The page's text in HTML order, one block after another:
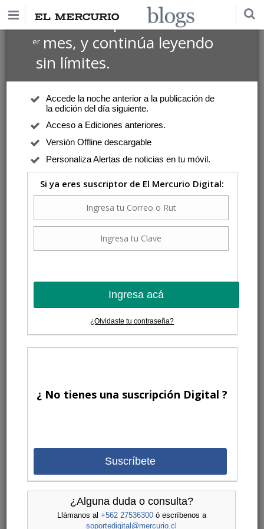
Suscríbete por $1 USD
ermes, y continúa leyendo
sin límites.
Accede la noche anterior a la publicación de
la edición del día siguiente.
Acceso a Ediciones anteriores.
Versión Offline descargable
Personaliza Alertas de noticias en tu móvil.
Si ya eres suscriptor de El Mercurio Digital:
Ingresa acá
¿Olvidaste tu contraseña?
¿ No tienes una suscripción Digital ?
Suscríbete
¿Alguna duda o consulta?
Llámanos al +562 27536300ó escríbenos a
soportedigital@mercurio.cl